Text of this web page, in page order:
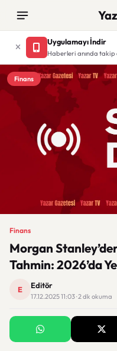
Uygulamayı İndir
Haberleri anında takip
Finans
Finans
Morgan
Tahmin: 2026’da
E Editör
17.12.2025 11:03 · 2 dk okuma